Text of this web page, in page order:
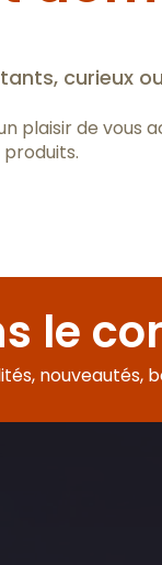
curieux
plaisir de vous
le
nouveautés,